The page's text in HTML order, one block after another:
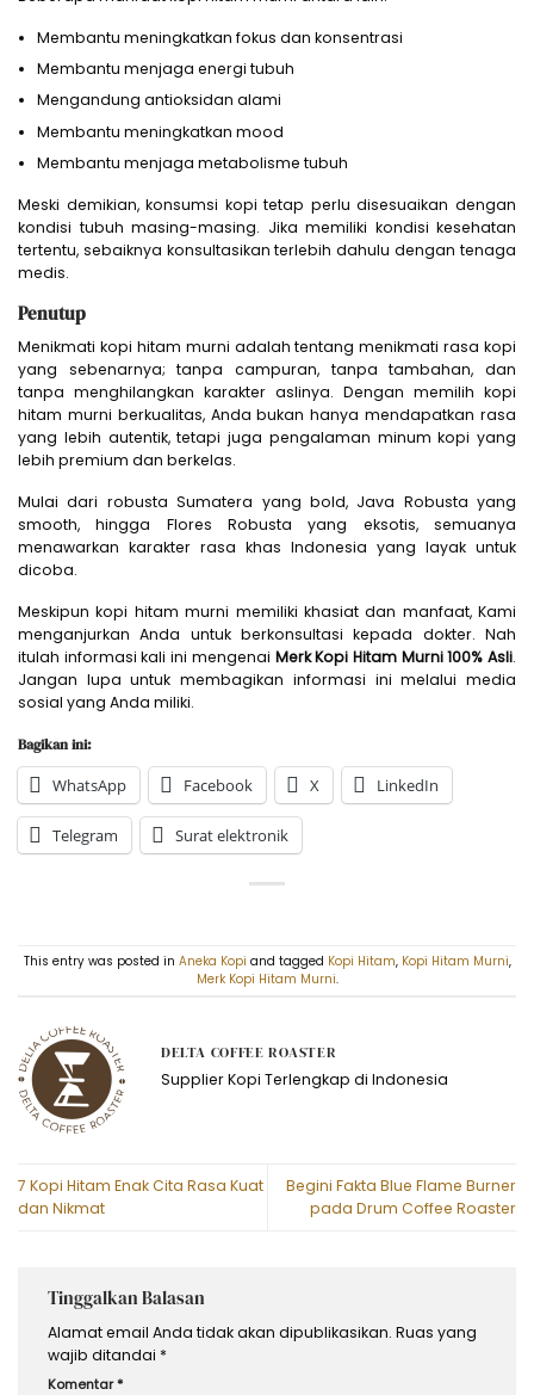
Membantu meningkatkan fokus dan konsentrasi
Membantu menjaga energi tubuh
Mengandung antioksidan alami
Membantu meningkatkan mood
Membantu menjaga metabolisme tubuh
Meski demikian, konsumsi kopi tetap perlu disesuaikan dengan
kondisi tubuh masing-masing. Jika memiliki kondisi kesehatan
tertentu, sebaiknya konsultasikan terlebih dahulu dengan tenaga
medis.
Penutup
Menikmati kopi hitam murni adalah tentang menikmati rasa kopi
yang sebenarnya; tanpa campuran, tanpa tambahan, dan
tanpa menghilangkan karakter aslinya. Dengan memilih kopi
hitam murni berkualitas, Anda bukan hanya mendapatkan rasa
yang lebih autentik, tetapi juga pengalaman minum kopi yang
lebih premium dan berkelas.
Mulai dari robusta Sumatera yang bold, Java Robusta yang
smooth, hingga Flores Robusta yang eksotis, semuanya
menawarkan karakter rasa khas Indonesia yang layak untuk
dicoba.
Meskipun kopi hitam murni memiliki khasiat dan manfaat, Kami
menganjurkan Anda untuk berkonsultasi kepada dokter. Nah
itulah informasi kali ini mengenai Merk Kopi Hitam Murni 100% Asli.
Jangan lupa untuk membagikan informasi ini melalui media
sosial yang Anda miliki.
Bagikan ini:
WhatsApp Facebook X LinkedIn
Telegram Surat elektronik
This entry was posted in Aneka Kopi and tagged Kopi Hitam, Kopi Hitam Murni,
Merk Kopi Hitam Murni.
DELTA COFFEE ROASTER
Supplier Kopi Terlengkap di Indonesia
7 Kopi Hitam Enak Cita Rasa Kuat
dan Nikmat
Begini Fakta Blue Flame Burner
pada Drum Coffee Roaster
Tinggalkan Balasan
Alamat email Anda tidak akan dipublikasikan. Ruas yang
wajib ditandai *
Komentar*